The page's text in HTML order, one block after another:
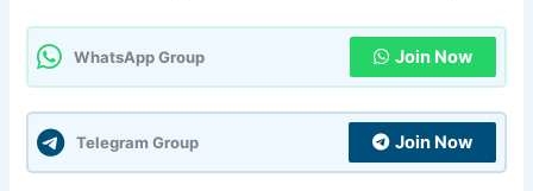
WhatsApp Group Join Now
Telegram Group Join Now